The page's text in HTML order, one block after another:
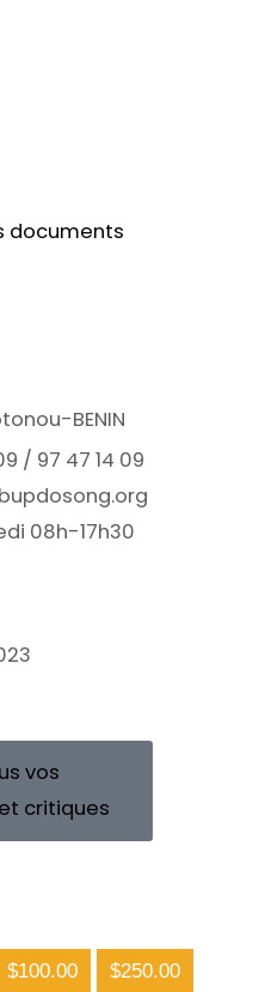
documents
BENIN
/ 97 47 14 09
08h-17h30
vos
critiques
$100.00 $250.00